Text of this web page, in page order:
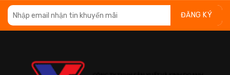
64.500 ₫.
₫.